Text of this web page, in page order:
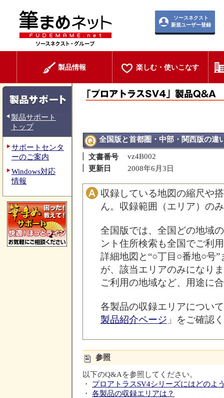
ソースネクスト
新規ユーザー登録
製品情報 楽しむ・使いこなす
製品サポート
トップ
サポートセンタ
ーのご案内
Windows対応
情報
全国版と首都圏・中部・関西版の違
文書番号
vz4B002
更新日
2008年6月3日
収録している地図の縮尺や
ん。収録範囲（エリア）の
全国版では、全国どの地域
ント住所検索も全国でご利
詳細地図と“○丁目○番地○号
が、該当エリアのみになり
ご利用の地域など、用途に
各製品の収録エリアについ
製品紹介ページ 」をご確認
参照
以下のQ&Aを参照してください。
・ プロアトラスSV4シリーズにはどのよ
・ 各製品の収録エリアは？